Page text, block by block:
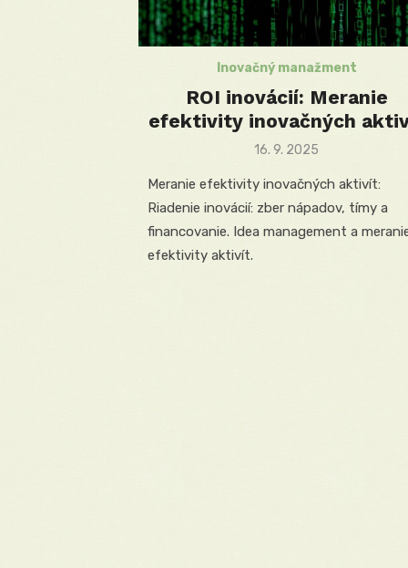
Inovačný manažment
ROI inovácií: Meranie
efektivity inovačných
Posted
16. 9. 2025
Meranie efektivity inovačných aktivít:
Riadenie inovácií: zber nápadov, tímy a
financovanie. Idea management a
efektivity aktivít.